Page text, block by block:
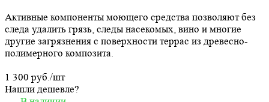
Активные компоненты моющего средства позволяют без
следа удалить грязь, следы насекомых, вино и многие
другие загрязнения с поверхности террас из древесно-
полимерного композита.
1 300 руб./шт
Нашли дешевле?